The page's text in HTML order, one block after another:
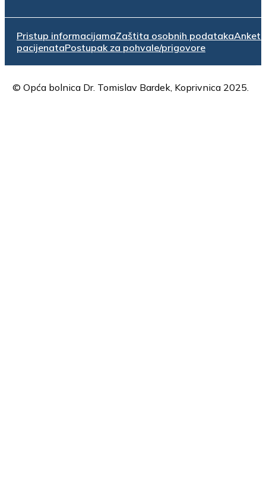
Pristup informacijamaZaštita osobnih podatakaAnketa
pacijenataPostupak za pohvale/prigovore
© Opća bolnica Dr. Tomislav Bardek, Koprivnica 2025.